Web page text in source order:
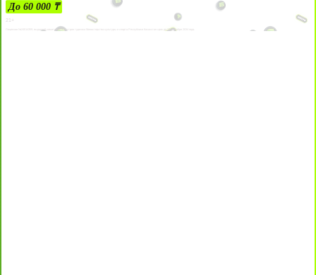
До 60 000 ₸
21+
Лицензии №24514359, выданной комитетом индустрии туризма Министерства культуры и спорта Республики Казахстан срок до 27 сентября 2034 года.